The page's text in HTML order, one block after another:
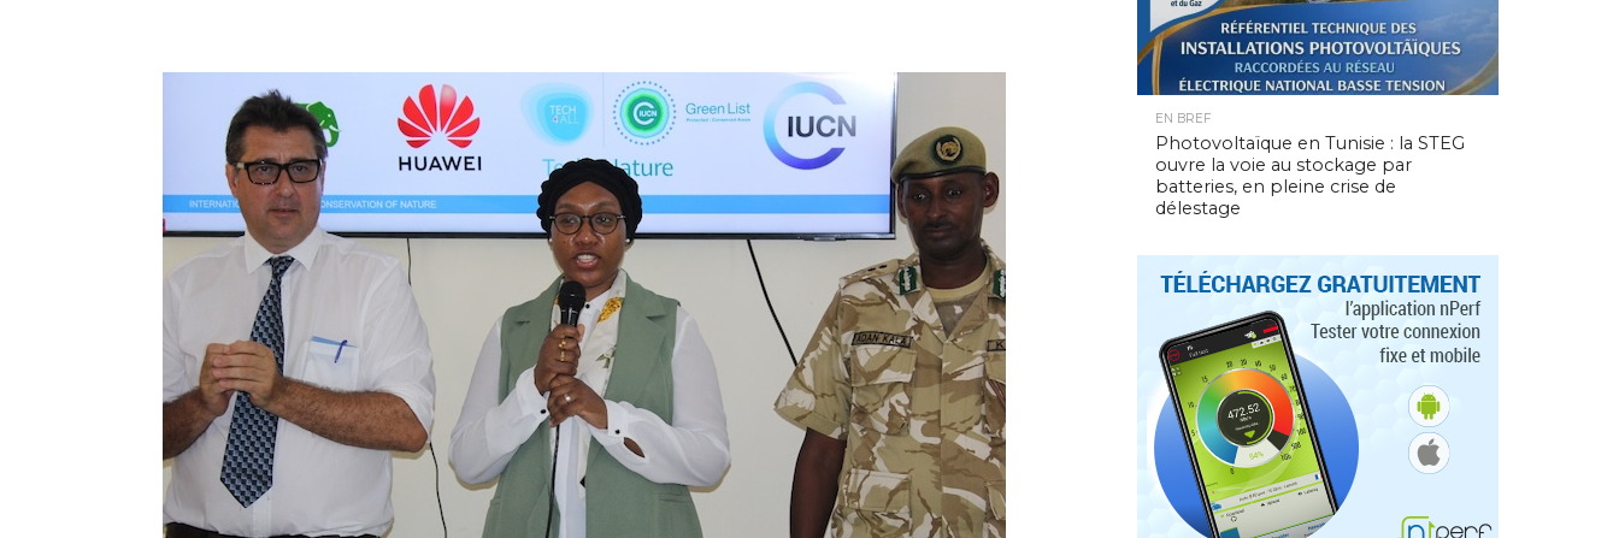
EN BREF
Photovoltaïque en Tunisie : la STEG
ouvre la voie au stockage par
batteries, en pleine crise de
délestage